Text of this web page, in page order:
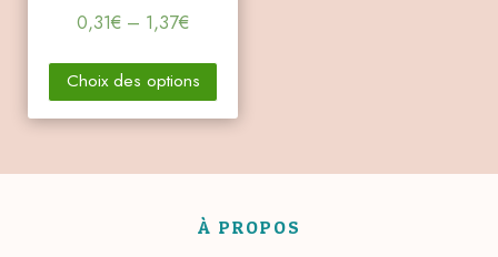
0,31€ – 1,37€
Choix des options
À PROPOS